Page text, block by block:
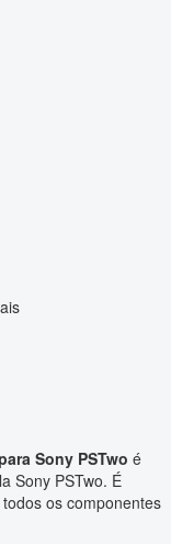
Sony PSTwo é
Sony PSTwo. É
os componentes